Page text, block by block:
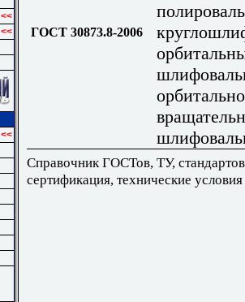
<<
<<
<<
ГОСТ 30873.8-2006
Справочник ГОСТов, ТУ,
сертификация, технические условия